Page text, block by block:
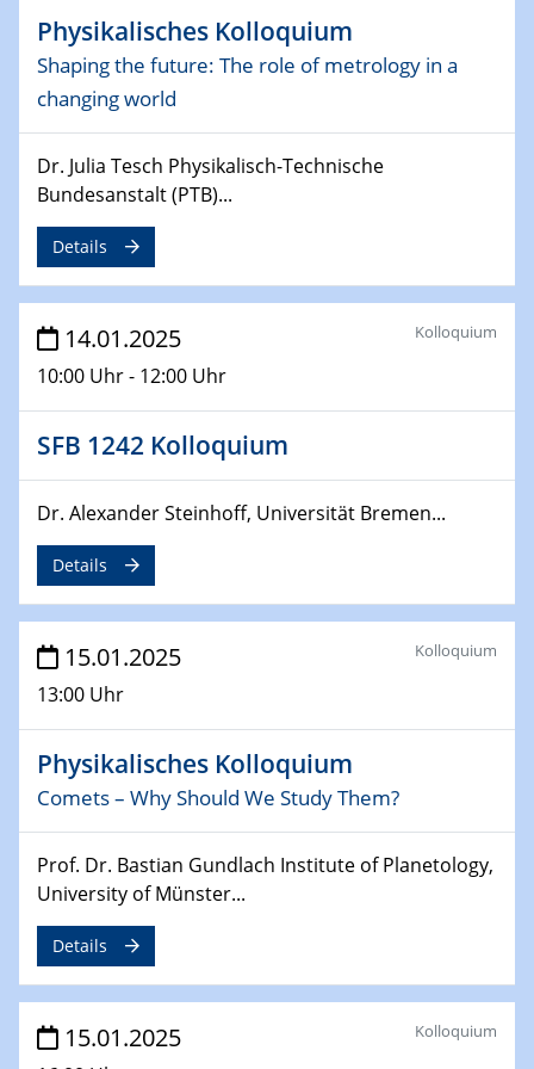
06.02.2025
Sfb-trr247-all Seminar
CataLysis Joint Colloquium)
10.02.2025 - 11.02.2025
Sfb-trr247-all Workshop
UnOCat
11.02.2025
SFB/TRR 270 Kolloquium
Social Hour
CENIDE / ZBT / IW
11.02.2025
Natural Water to H2
12.02.2025 - 14.02.2025
Sfb-trr247-all Annual Meeting
24.02.2025
CENIDE-BGU Seminar
27.02.2025
27.02.2025
Sfb-trr247-all Seminar
18.03.2025 - 19.03.2025
Kooperationsseminar
Elektrolyse/Brennstoffzelle
EIC Pathfinder
EU funding for early stage scientific, technological or
Physikalisches Kolloquium
Shaping the future: The role of metrology in a
changing world
Dr. Julia Tesch Physikalisch-Technische
Bundesanstalt (PTB)...
Details
14.01.2025
10:00 Uhr - 12:00 Uhr
Kolloquium
SFB 1242 Kolloquium
Dr. Alexander Steinhoff, Universität Bremen...
Details
15.01.2025
13:00 Uhr
Kolloquium
Physikalisches Kolloquium
Comets – Why Should We Study Them?
Prof. Dr. Bastian Gundlach Institute of Planetology,
University of Münster...
Details
15.01.2025 Kolloquium